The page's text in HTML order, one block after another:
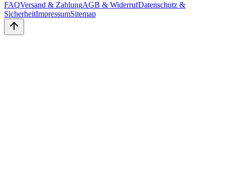
FAQVersand & ZahlungAGB & WiderrufDatenschutz &
SicherheitImpressumSitemap